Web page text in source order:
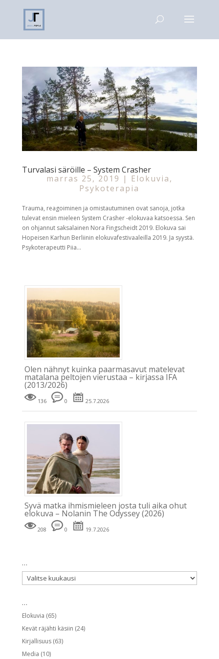
Turvalasi säröille – System Crasher
marras 25, 2019 | Elokuvia,
Psykoterapia
Trauma, reagoiminen ja omistautuminen ovat sanoja, jotka
tulevat ensin mieleen System Crasher -elokuvaa katsoessa. Sen
on ohjannut saksalainen Nora Fingscheidt 2019. Elokuva sai
Hopeisen Karhun Berliinin elokuvafestivaaleilla 2019. Ja syystä.
Psykoterapeutti Piia...
Olen nähnyt kuinka paarmasavut matelevat
matalana peltojen vierustaa – kirjassa IFA
(2013/2026)
136 0 25.7.2026
Syvä matka ihmismieleen josta tuli aika ohut
elokuva – Nolanin The Odyssey (2026)
208 0 19.7.2026
…
…
Elokuvia (65)
Kevät räjähti käsiin (24)
Kirjallisuus(63)
Media (10)